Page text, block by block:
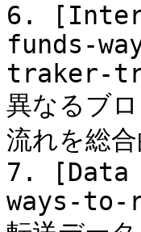
6.
funds-
traker-
異なるブ
流れを総合
7. [Data
ways-